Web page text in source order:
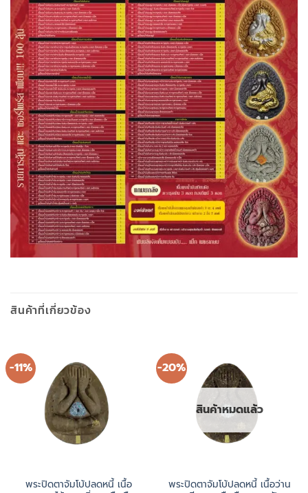
สินค้าที่เกี่ยวข้อง
-11%
พระปิดตาจัมโบ้ปลดหนี้ เนื้อ
-20%
สินค้าหมดแล้ว
พระปิดตาจัมโบ้ปลดหนี้ เนื้อว่าน